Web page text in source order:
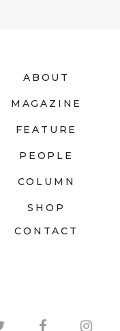
ABOUT
MAGAZINE
FEATURE
PEOPLE
COLUMN
SHOP
CONTACT